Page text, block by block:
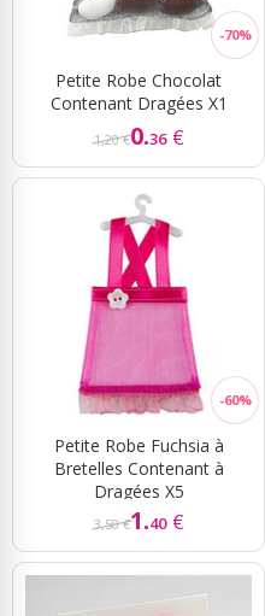
Petite Robe Chocolat
Contenant Dragées X1
1,20 €0.36 €
Petite Robe Fuchsia à
Bretelles Contenant à
Dragées X5
3,50 €1.40 €